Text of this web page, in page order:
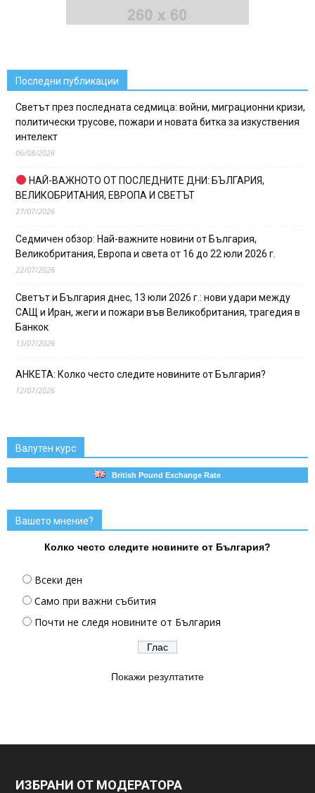
Последни публикации
Светът през последната седмица: войни, миграционни кризи,
политически трусове, пожари и новата битка за изкуствения
интелект
06/08/2026
НАЙ-ВАЖНОТО ОТ ПОСЛЕДНИТЕ ДНИ: БЪЛГАРИЯ,
ВЕЛИКОБРИТАНИЯ, ЕВРОПА И СВЕТЪТ
27/07/2026
Седмичен обзор: Най-важните новини от България,
Великобритания, Европа и света от 16 до 22 юли 2026 г.
22/07/2026
Светът и България днес, 13 юли 2026 г.: нови удари между
САЩ и Иран, жеги и пожари във Великобритания, трагедия в
Банкок
13/07/2026
АНКЕТА: Колко често следите новините от България?
12/07/2026
Валутен курс
British Pound Exchange Rate
Вашето мнение?
Колко често следите новините от България?
Всеки ден
Само при важни събития
Почти не следя новините от България
Покажи резултатите
ИЗБРАНИ ОТ МОДЕРАТОРА